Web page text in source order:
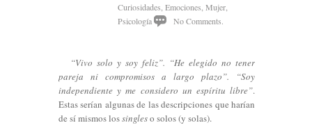
Curiosidades, Emociones, Mujer,
Psicología
No Comments.
“Vivo solo y soy feliz”. “He elegido no tener
pareja ni compromisos a largo plazo”. “Soy
independiente y me considero un espíritu libre”.
Estas serían algunas de las descripciones que harían
de sí mismos lossingleso solos (y solas).